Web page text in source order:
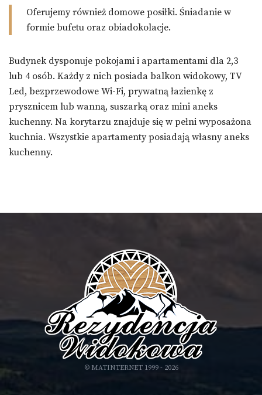
Oferujemy również domowe posiłki. Śniadanie w
formie bufetu oraz obiadokolacje.
Budynek dysponuje pokojami i apartamentami dla 2,3
lub 4 osób. Każdy z nich posiada balkon widokowy, TV
Led, bezprzewodowe Wi-Fi, prywatną łazienkę z
prysznicem lub wanną, suszarką oraz mini aneks
kuchenny. Na korytarzu znajduje się w pełni wyposażona
kuchnia. Wszystkie apartamenty posiadają własny aneks
kuchenny.
© MATINTERNET 1999 - 2026